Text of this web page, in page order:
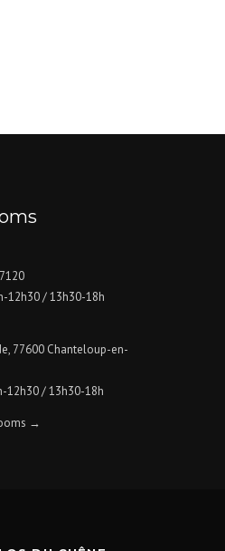
12h30 / 13h30-18h
77600 Chanteloup-en-
12h30 / 13h30-18h
→